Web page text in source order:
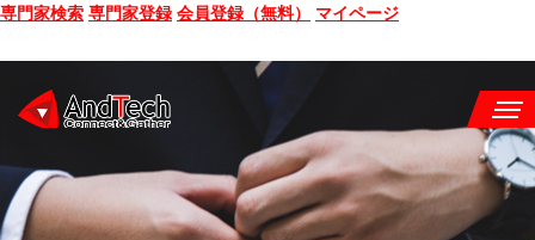
専門家検索 専門家登録 会員登録（無料） マイページ
SEMINAR
BOOK